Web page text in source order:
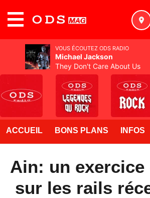
ACCUEIL BONS PLANS INFOS
Ain: un exercice
sur les rails
VOUS ÉCOUTEZ ODS RADIO
Michael Jackson
They Don't Care About Us